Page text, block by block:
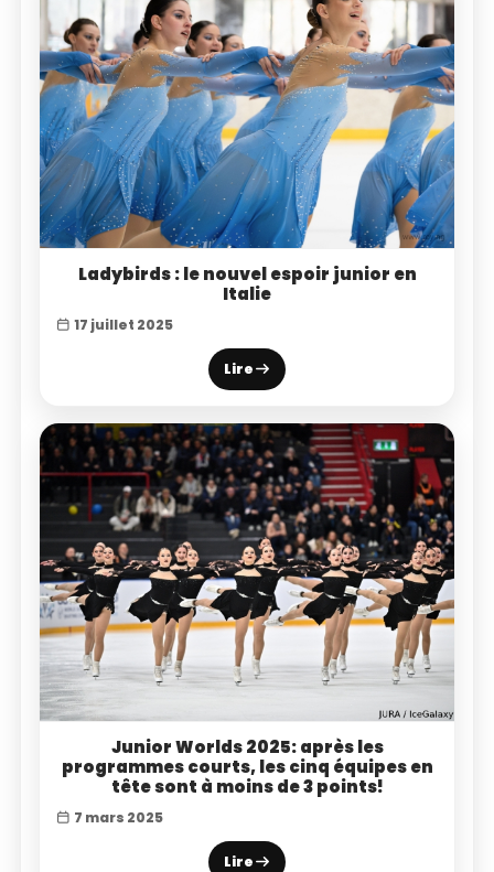
Ladybirds : le nouvel espoir junior en
Italie
17 juillet 2025
Lire
Junior Worlds 2025: après les
programmes courts, les cinq équipes en
tête sont à moins de 3 points!
7 mars 2025
Lire